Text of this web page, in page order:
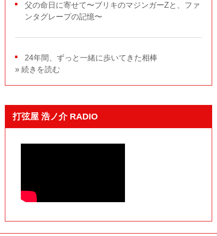
父の命日に寄せて〜ブリキのマジンガーZと、ファ
ンタグレープの記憶〜
24年間、ずっと一緒に歩いてきた相棒
» 続きを読む
打弦屋 浩ノ介 RADIO